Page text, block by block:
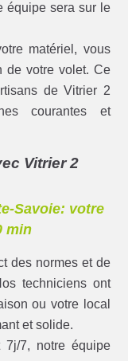
équipe sera sur le
matériel, vous
de votre volet. Ce
de Vitrier 2
courantes et
Vitrier 2
Savoie: votre
min
des normes et de
techniciens ont
ou votre local
et solide.
7, notre équipe